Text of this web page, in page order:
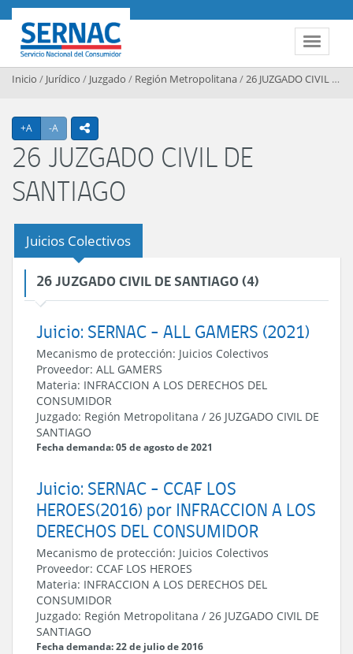
Contenido principal
Toggle
SERNAC
Inicio / Jurídico / Juzgado / Región Metropolitana/26 JUZGADO CIVIL DE SANTIAGO
+A Agrandar texto
-A Achicar textoicono compartir
26 JUZGADO CIVIL DE
SANTIAGO
Juicios Colectivos
26 JUZGADO CIVIL DE SANTIAGO (4)
Juicio: SERNAC - ALL GAMERS (2021)
Mecanismo de protección: Juicios Colectivos
Proveedor: ALL GAMERS
Materia: INFRACCION A LOS DERECHOS DEL
CONSUMIDOR
Juzgado: Región Metropolitana / 26 JUZGADO CIVIL DE
SANTIAGO
Fecha demanda: 05 de agosto de 2021
Juicio: SERNAC - CCAF LOS
HEROES(2016) por INFRACCION A LOS
DERECHOS DEL CONSUMIDOR
Mecanismo de protección: Juicios Colectivos
Proveedor: CCAF LOS HEROES
Materia: INFRACCION A LOS DERECHOS DEL
CONSUMIDOR
Juzgado: Región Metropolitana / 26 JUZGADO CIVIL DE
SANTIAGO
Fecha demanda: 22 de julio de 2016